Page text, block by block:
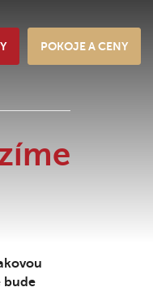
POKOJE A CENY
bude